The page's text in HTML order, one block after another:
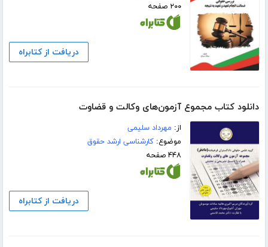
۲۰۰ صفحه
دریافت از کتابراه
دانلود کتاب مجموع آزمون‌های وکالت و قضاوت
از: مهرداد سلیمی
موضوع:کارشناسی ارشد حقوق
۴۴۸ صفحه
دریافت از کتابراه